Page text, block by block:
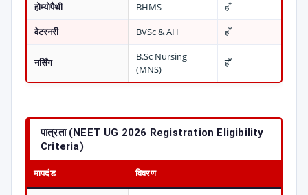
होम्योपैथी
BHMS
हाँ
वेटरनरी
BVSc & AH हाँ
नर्सिंग
B.Sc Nursing
(MNS)
हाँ
पात्रता (NEET UG 2026 Registration Eligibility
Criteria)
मापदंड विवरण